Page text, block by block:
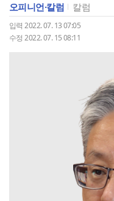
오피니언·칼럼 칼럼
입력 2022. 07. 13 07:05
수정 2022. 07. 15 08:11